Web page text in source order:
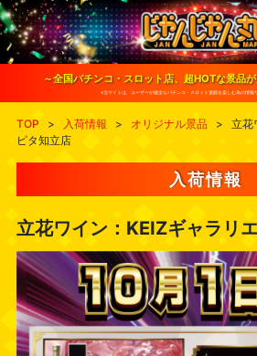
S
k
i
o
～全国パチンコ・スロット店、超HOTな景品
※当サイトは、ユーザーが健全なパチンコ・スロット遊戯を楽しむ為の情報
TOP > 入荷情報 > オリジナル景品 >
立花
ピタ知立店
入荷情報
立花ワイン：KEIZギャラリ